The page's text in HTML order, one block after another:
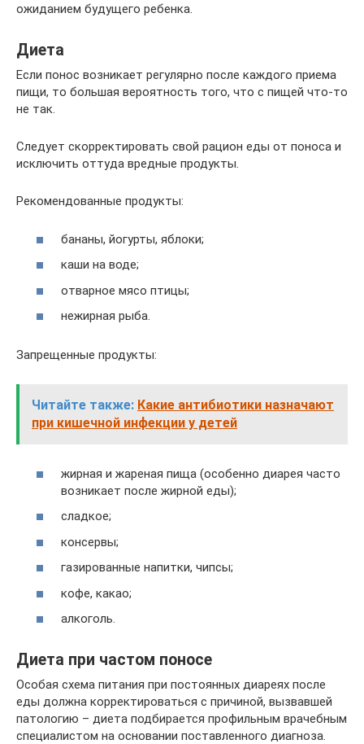
ожиданием будущего ребенка.
Диета
Если понос возникает регулярно после каждого приема
пищи, то большая вероятность того, что с пищей что-то
не так.
Следует скорректировать свой рацион еды от поноса и
исключить оттуда вредные продукты.
Рекомендованные продукты:
бананы, йогурты, яблоки;
каши на воде;
отварное мясо птицы;
нежирная рыба.
Запрещенные продукты:
Читайте также: Какие антибиотики назначают
при кишечной инфекции у детей
жирная и жареная пища (особенно диарея часто
возникает после жирной еды);
сладкое;
консервы;
газированные напитки, чипсы;
кофе, какао;
алкоголь.
Диета при частом поносе
Особая схема питания при постоянных диареях после
еды должна корректироваться с причиной, вызвавшей
патологию – диета подбирается профильным врачебным
специалистом на основании поставленного диагноза.